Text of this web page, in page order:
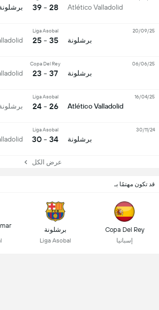
Atlético Valladolid
28 - 39
برشلونة
Liga Asobal
35 - 25
20/09/25
برشلونة
Copa Del Rey
37 - 23
06/06/25
Atlético Valladolid
Liga Asobal
26 - 24
16/04/25
برشلونة
Liga Asobal
34 - 30
30/11/24
عرض الكل
قد تكون مهتمًا بـ
Copa Del Rey
إسبانيا
برشلونة
Liga Asobal